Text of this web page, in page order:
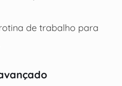
de trabalho para